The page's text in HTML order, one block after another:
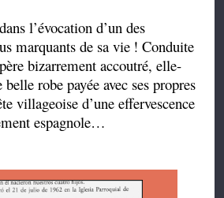
l’évocation d’un des
marquants de sa vie ! Conduite
bizarrement accoutré, elle-
robe payée avec ses propres
villageoise d’une effervescence
espagnole…